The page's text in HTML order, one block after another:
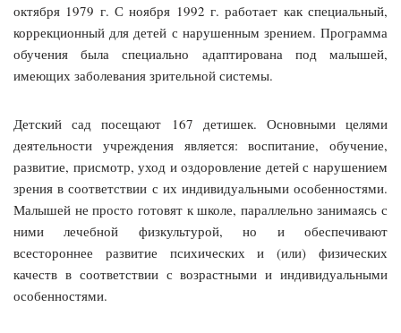
октября 1979 г. С ноября 1992 г. работает как специальный,
коррекционный для детей с нарушенным зрением. Программа
обучения была специально адаптирована под малышей,
имеющих заболевания зрительной системы.
Детский сад посещают 167 детишек. Основными целями
деятельности учреждения является: воспитание, обучение,
развитие, присмотр, уход и оздоровление детей с нарушением
зрения в соответствии с их индивидуальными особенностями.
Малышей не просто готовят к школе, параллельно занимаясь с
ними лечебной физкультурой, но и обеспечивают
всестороннее развитие психических и (или) физических
качеств в соответствии с возрастными и индивидуальными
особенностями.